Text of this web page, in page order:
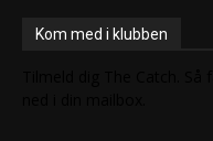
Kom med i klubben